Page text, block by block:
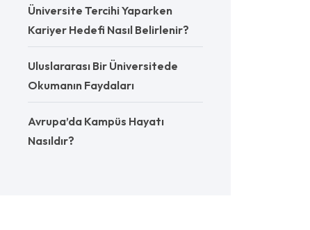
Üniversite Tercihi Yaparken
Kariyer Hedefi Nasıl Belirlenir?
Uluslararası Bir Üniversitede
Okumanın Faydaları
Avrupa’da Kampüs Hayatı
Nasıldır?